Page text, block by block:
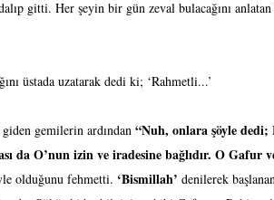
gitti. Her şeyin bir gün zeval bulacağını
üstada uzatarak dedi ki; ‘Rahmetli...’
gemilerin ardından “Nuh, onlara şöyle
da O’nun izin ve iradesine bağlıdır. O Gafur
olduğunu fehmetti. ‘Bismillah’ denilerek